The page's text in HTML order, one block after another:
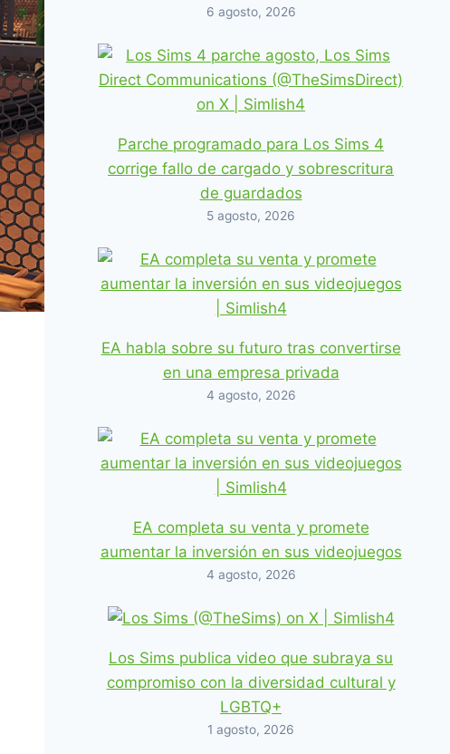
6 agosto, 2026
Parche programado para Los Sims 4
corrige fallo de cargado y sobrescritura
de guardados
5 agosto, 2026
EA habla sobre su futuro tras convertirse
en una empresa privada
4 agosto, 2026
EA completa su venta y promete
aumentar la inversión en sus videojuegos
4 agosto, 2026
Los Sims publica video que subraya su
compromiso con la diversidad cultural y
LGBTQ+
1 agosto, 2026